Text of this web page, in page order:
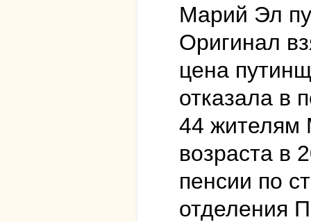
Марий Эл
Оригинал
цена
отказала в
44 жителям
возраста в
пенсии по
отделения